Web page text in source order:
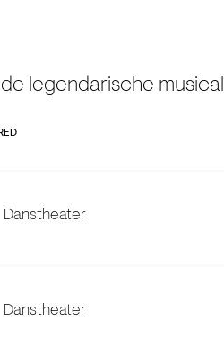
legendarische musical
Danstheater
Danstheater